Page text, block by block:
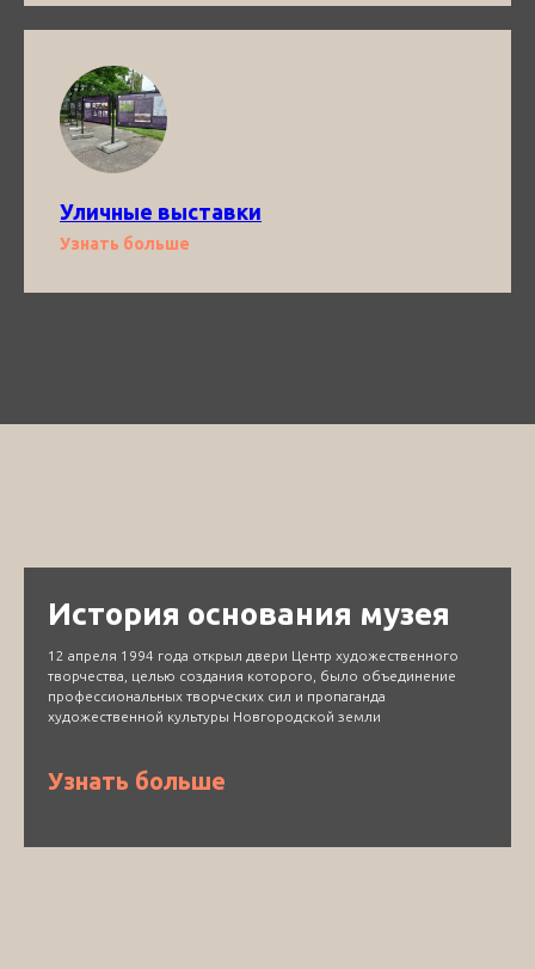
Уличные выставки
Узнать больше
История основания музея
12 апреля 1994 года открыл двери Центр художественного
творчества, целью создания которого, было объединение
профессиональных творческих сил и пропаганда
художественной культуры Новгородской земли
Узнать больше